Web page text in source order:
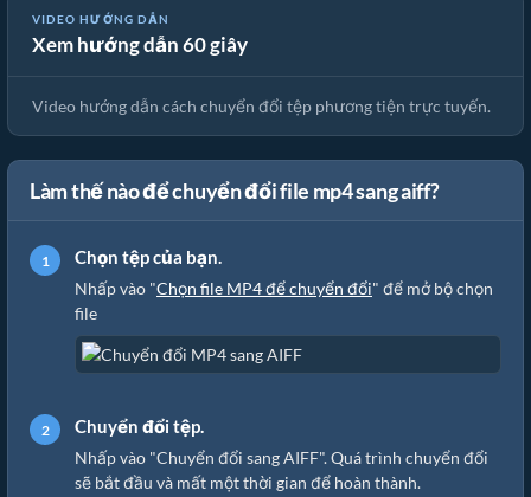
VIDEO HƯỚNG DẪN
Xem hướng dẫn 60 giây
🎵 Cách Chuyển Đổi Phương Tiện Trực Tuyến Miễn Phí
Video hướng dẫn cách chuyển đổi tệp phương tiện trực tuyến.
Làm thế nào để chuyển đổi file mp4 sang aiff?
Chọn tệp của bạn.
Nhấp vào "Chọn file MP4 để chuyển đổi" để mở bộ chọn
file
Chuyển đổi tệp.
Nhấp vào "Chuyển đổi sang AIFF". Quá trình chuyển đổi
sẽ bắt đầu và mất một thời gian để hoàn thành.